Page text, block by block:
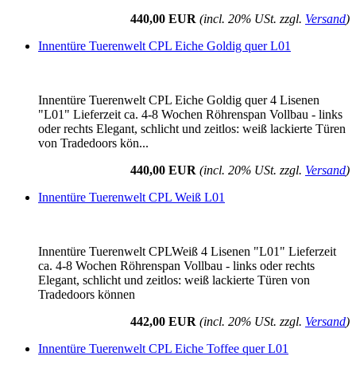
440,00 EUR (incl. 20% USt. zzgl. Versand)
Innentüre Tuerenwelt CPL Eiche Goldig quer L01
Innentüre Tuerenwelt CPL Eiche Goldig quer 4 Lisenen
"L01" Lieferzeit ca. 4-8 Wochen Röhrenspan Vollbau - links
oder rechts Elegant, schlicht und zeitlos: weiß lackierte Türen
von Tradedoors kön...
440,00 EUR (incl. 20% USt. zzgl. Versand)
Innentüre Tuerenwelt CPL Weiß L01
Innentüre Tuerenwelt CPLWeiß 4 Lisenen "L01" Lieferzeit
ca. 4-8 Wochen Röhrenspan Vollbau - links oder rechts
Elegant, schlicht und zeitlos: weiß lackierte Türen von
Tradedoors können
442,00 EUR (incl. 20% USt. zzgl. Versand)
Innentüre Tuerenwelt CPL Eiche Toffee quer L01